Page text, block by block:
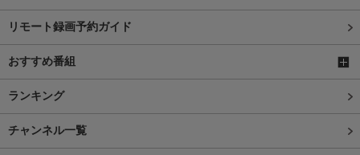
リモート録画予約ガイド
おすすめ番組
ランキング
チャンネル一覧